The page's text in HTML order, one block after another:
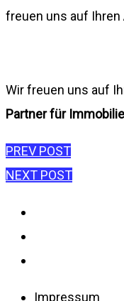
freuen uns auf Ihren
Wir freuen uns auf
Partner für
PREV POST
NEXT POST
Impressum